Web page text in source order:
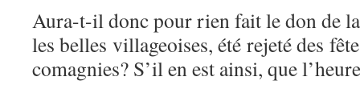
Aura-t-il donc pour rien fait le don de
les belles villageoises, été rejeté des
comagnies? S’il en est ainsi, que